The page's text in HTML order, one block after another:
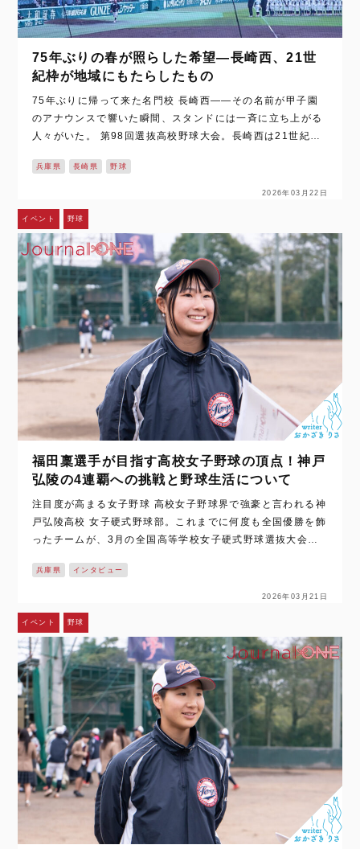
75年ぶりの春が照らした希望―長崎西、21世
紀枠が地域にもたらしたもの
75年ぶりに帰って来た名門校 長崎西――その名前が甲子園
のアナウンスで響いた瞬間、スタンドには一斉に立ち上がる
人々がいた。 第98回選抜高校野球大会。長崎西は21世紀枠
た。夏も含めた甲…
兵庫県 長崎県 野球
2026年03月22日
イベント 野球
福田稟選手が目指す高校女子野球の頂点！神戸
弘陵の4連覇への挑戦と野球生活について
注目度が高まる女子野球 高校女子野球界で強豪と言われる神
戸弘陵高校 女子硬式野球部。これまでに何度も全国優勝を飾
ったチームが、3月の全国高等学校女子硬式野球選抜大会に
て支えるのは福田 稟選…
兵庫県 インタビュー
2026年03月21日
イベント 野球